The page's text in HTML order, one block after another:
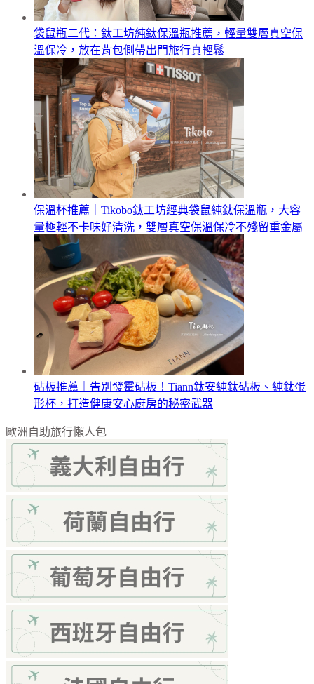
袋鼠瓶二代：鈦工坊純鈦保溫瓶推薦，輕量雙層真空保
溫保冷，放在背包側帶出門旅行真輕鬆
保溫杯推薦｜Tikobo鈦工坊經典袋鼠純鈦保溫瓶，大容
量極輕不卡味好清洗，雙層真空保溫保冷不殘留重金屬
砧板推薦｜告別發霉砧板！Tiann鈦安純鈦砧板、純鈦蛋
形杯，打造健康安心廚房的秘密武器
歐洲自助旅行懶人包